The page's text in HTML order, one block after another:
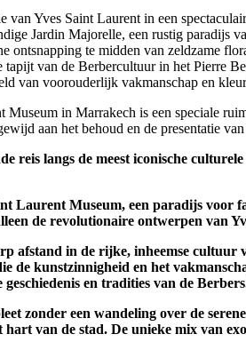
van Yves Saint Laurent in een
Jardin Majorelle, een rustig paradijs
ontsnapping te midden van zeldzame
van de Berbercultuur in het Pierre
van voorouderlijk vakmanschap en
Museum in Marrakech is een speciale
aan het behoud en de presentatie
reis langs de meest iconische
Laurent Museum, een paradijs voor
de revolutionaire ontwerpen van
afstand in de rijke, inheemse
de kunstzinnigheid en het
geschiedenis en tradities van de
zonder een wandeling over de
hart van de stad. De unieke mix van